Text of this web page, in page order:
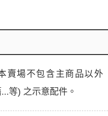
賣場不包含主商品以外
等) 之示意配件。